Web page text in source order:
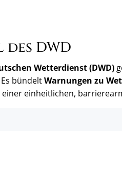
DWD
Wetterdienst (DWD)
bündeltWarnungen zu
einer einheitlichen,